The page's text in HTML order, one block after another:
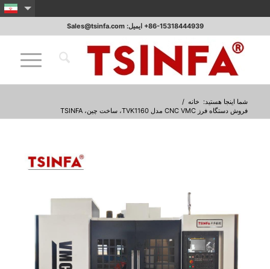
‎+86-15318444939 ایمیل: Sales@tsinfa.com
شما اینجا هستید: خانه /
فروش دستگاه فرز CNC VMC مدل TVK1160، ساخت چین، TSINFA